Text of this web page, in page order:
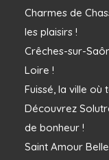
Charmes de
les plaisirs !
Crêches-sur-
Loire !
Fuissé, la ville où
Découvrez
de bonheur !
Saint Amour